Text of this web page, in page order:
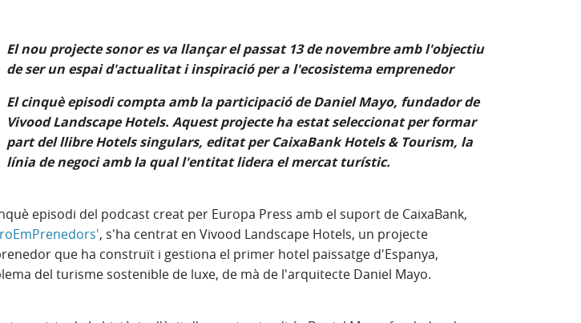
El nou projecte sonor es va llançar el passat 13 de novembre amb l'objectiu
de ser un espai d'actualitat i inspiració per a l'ecosistema emprenedor
El cinquè episodi compta amb la participació de Daniel Mayo, fundador de
Vivood Landscape Hotels. Aquest projecte ha estat seleccionat per formar
part del llibre Hotels singulars, editat per CaixaBank Hotels & Tourism, la
línia de negoci amb la qual l'entitat lidera el mercat turístic.
episodi del podcast creat per Europa Press amb el suport de CaixaBank,
, s'ha centrat en Vivood Landscape Hotels, un projecte
que ha construït i gestiona el primer hotel paissatge d'Espanya,
del turisme sostenible de luxe, de mà de l'arquitecte Daniel Mayo.